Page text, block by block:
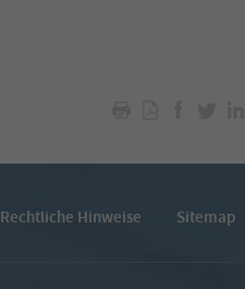
Rechtliche Hinweise Sitemap